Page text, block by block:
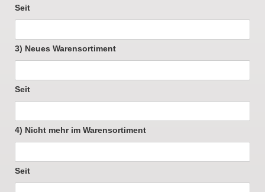
Seit
3) Neues Warensortiment
Seit
4) Nicht mehr im Warensortiment
Seit